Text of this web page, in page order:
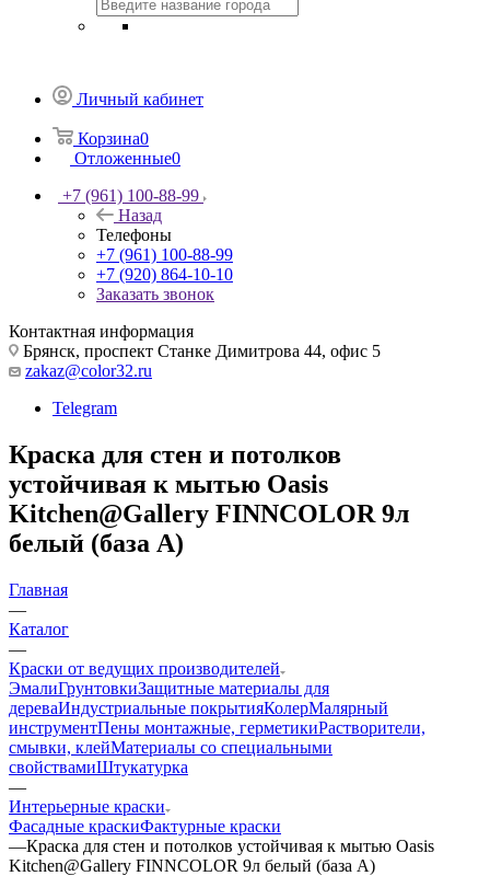
Личный кабинет
Корзина0
Отложенные0
+7 (961) 100-88-99
Назад
Телефоны
+7 (961) 100-88-99
+7 (920) 864-10-10
Заказать звонок
Контактная информация
Брянск, проспект Станке Димитрова 44, офис 5
zakaz@color32.ru
Telegram
Краска для стен и потолков
устойчивая к мытью Oasis
Kitchen@Gallery FINNCOLOR 9л
белый (база А)
Главная
—
Каталог
—
Краски от ведущих производителей
ЭмалиГрунтовкиЗащитные материалы для
дереваИндустриальные покрытияКолерМалярный
инструментПены монтажные, герметикиРастворители,
смывки, клейМатериалы со специальными
свойствамиШтукатурка
—
Интерьерные краски
Фасадные краскиФактурные краски
—Краска для стен и потолков устойчивая к мытью Oasis
Kitchen@Gallery FINNCOLOR 9л белый (база А)